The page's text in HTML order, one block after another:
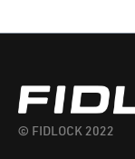
© FIDLOCK 2022